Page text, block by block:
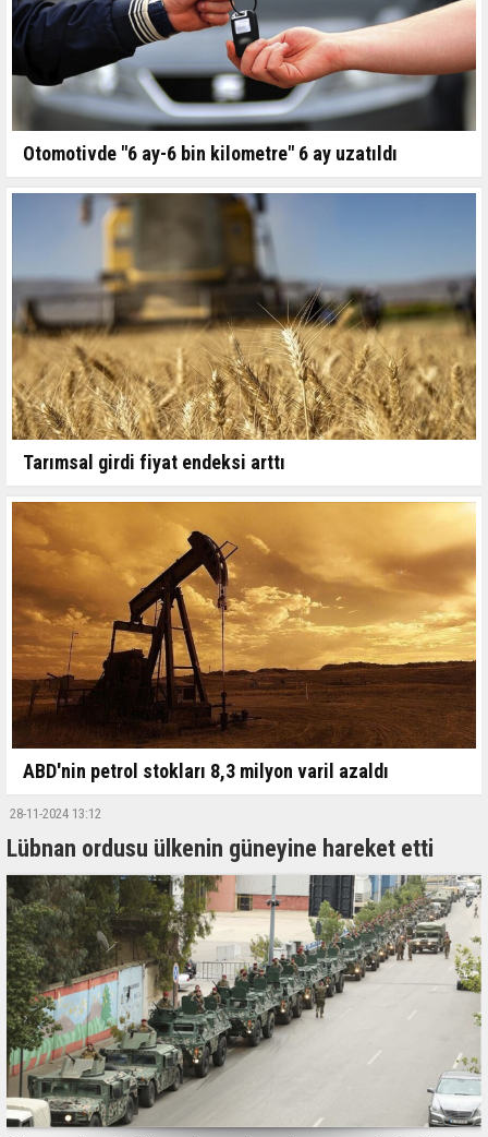
Otomotivde "6 ay-6 bin kilometre" 6 ay uzatıldı
Tarımsal girdi fiyat endeksi arttı
ABD'nin petrol stokları 8,3 milyon varil azaldı
28-11-2024 13:12
Lübnan ordusu ülkenin güneyine hareket etti